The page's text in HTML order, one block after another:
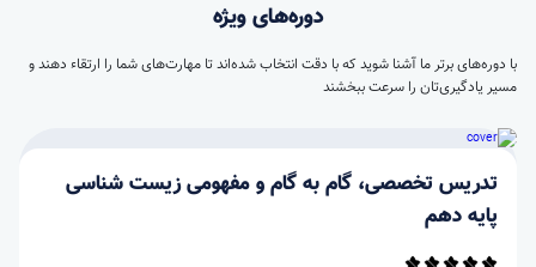
دوره‌های ویژه
با دوره‌های برتر ما آشنا شوید که با دقت انتخاب شده‌اند تا مهارت‌های شما را ارتقاء دهند و
مسیر یادگیری‌تان را سرعت ببخشند
تدریس تخصصی، گام به گام و مفهومی زیست شناسی
پایه دهم